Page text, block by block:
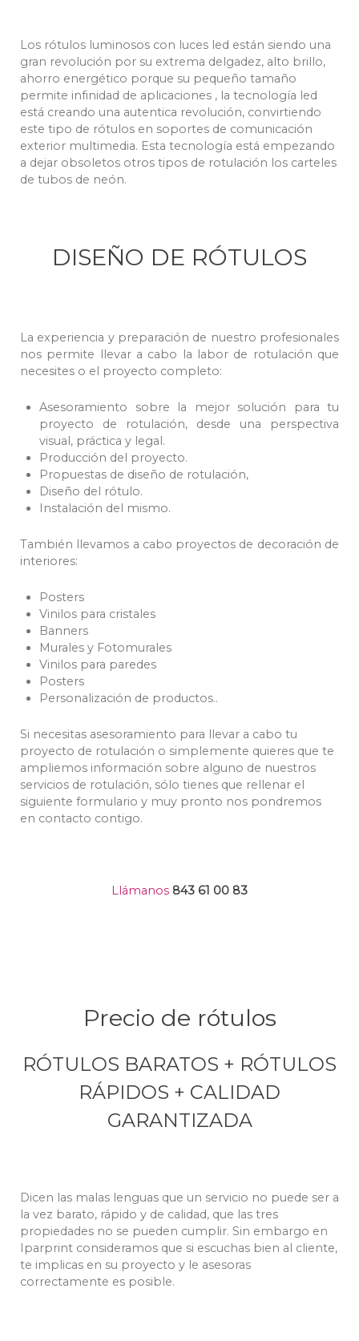
Los rótulos luminosos con luces led están siendo una
gran revolución por su extrema delgadez, alto brillo,
ahorro energético porque su pequeño tamaño
permite infinidad de aplicaciones , la tecnología led
está creando una autentica revolución, convirtiendo
este tipo de rótulos en soportes de comunicación
exterior multimedia. Esta tecnología está empezando
a dejar obsoletos otros tipos de rotulación los carteles
de tubos de neón.
DISEÑO DE RÓTULOS
La experiencia y preparación de nuestro profesionales
nos permite llevar a cabo la labor de rotulación que
necesites o el proyecto completo:
Asesoramiento sobre la mejor solución para tu
proyecto de rotulación, desde una perspectiva
visual, práctica y legal.
Producción del proyecto.
Propuestas de diseño de rotulación,
Diseño del rótulo.
Instalación del mismo.
También llevamos a cabo proyectos de decoración de
interiores:
Posters
Vinilos para cristales
Banners
Murales y Fotomurales
Vinilos para paredes
Posters
Personalización de productos..
Si necesitas asesoramiento para llevar a cabo tu
proyecto de rotulación o simplemente quieres que te
ampliemos información sobre alguno de nuestros
servicios de rotulación, sólo tienes que rellenar el
siguiente formulario y muy pronto nos pondremos
en contacto contigo.
Llámanos 843 61 00 83
Precio de rótulos
RÓTULOS BARATOS + RÓTULOS
RÁPIDOS + CALIDAD
GARANTIZADA
Dicen las malas lenguas que un servicio no puede ser a
la vez barato, rápido y de calidad, que las tres
propiedades no se pueden cumplir. Sin embargo en
Iparprint consideramos que si escuchas bien al cliente,
te implicas en su proyecto y le asesoras
correctamente es posible.